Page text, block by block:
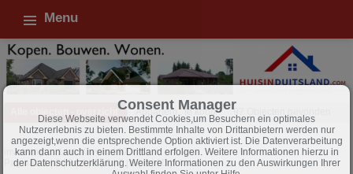
Menu
Appartem., te koop 97 Objecten gevonden
invoeringen 1 tot 10 vanaf 97
Paginae1|2|3|4|5|6|7 |8|9|10|
Consent Manager
Diese Webseite verwendet Cookies,um Besuchern ein optimales
Nutzererlebnis zu bieten. Bestimmte Inhalte von Drittanbietern werden nur
angezeigt,wenn die entsprechende Option aktiviert ist. Die Datenverarbeitung
kann dann auch in einem Drittland erfolgen. Weitere Informationen hierzu in
der Datenschutzerklärung. Weitere Informationen zu den Auswirkungen Ihrer